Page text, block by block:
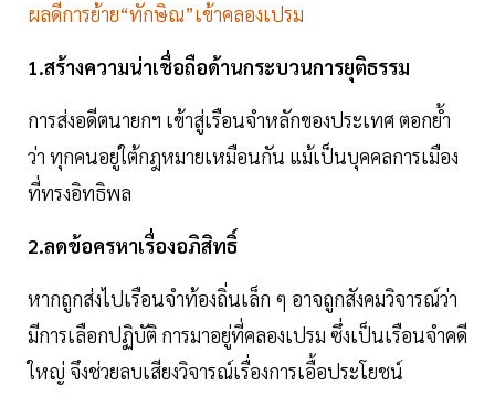
ผลดีการย้าย“ทักษิณ”เข้าคลองเปรม
1.สร้างความน่าเชื่อถือด้านกระบวนการยุติธรรม
การส่งอดีตนายกฯ เข้าสู่เรือนจำหลักของประเทศ ตอกย้ำ
ว่า ทุกคนอยู่ใต้กฎหมายเหมือนกัน แม้เป็นบุคคลการเมือง
ที่ทรงอิทธิพล
2.ลดข้อครหาเรื่องอภิสิทธิ์
หากถูกส่งไปเรือนจำท้องถิ่นเล็ก ๆ อาจถูกสังคมวิจารณ์ว่า
มีการเลือกปฏิบัติ การมาอยู่ที่คลองเปรม ซึ่งเป็นเรือนจำคดี
ใหญ่ จึงช่วยลบเสียงวิจารณ์เรื่องการเอื้อประโยชน์